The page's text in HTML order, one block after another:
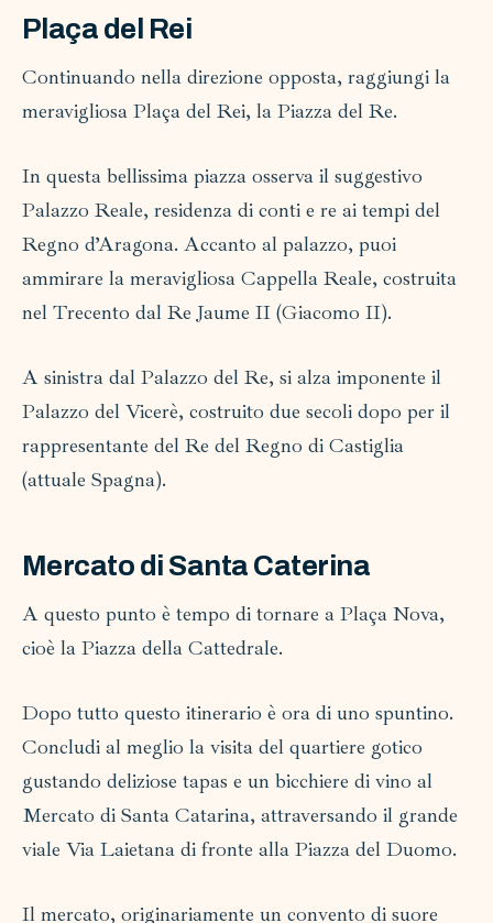
Plaça del Rei
Continuando nella direzione opposta, raggiungi la
meravigliosa Plaça del Rei, la Piazza del Re.
In questa bellissima piazza osserva il suggestivo
Palazzo Reale, residenza di conti e re ai tempi del
Regno d’Aragona. Accanto al palazzo, puoi
ammirare la meravigliosa Cappella Reale, costruita
nel Trecento dal Re Jaume II (Giacomo II).
A sinistra dal Palazzo del Re, si alza imponente il
Palazzo del Vicerè, costruito due secoli dopo per il
rappresentante del Re del Regno di Castiglia
(attuale Spagna).
Mercato di Santa Caterina
A questo punto è tempo di tornare a Plaça Nova,
cioè la Piazza della Cattedrale.
Dopo tutto questo itinerario è ora di uno spuntino.
Concludi al meglio la visita del quartiere gotico
gustando deliziose tapas e un bicchiere di vino al
Mercato di Santa Catarina, attraversando il grande
viale Via Laietana di fronte alla Piazza del Duomo.
Il mercato, originariamente un convento di suore